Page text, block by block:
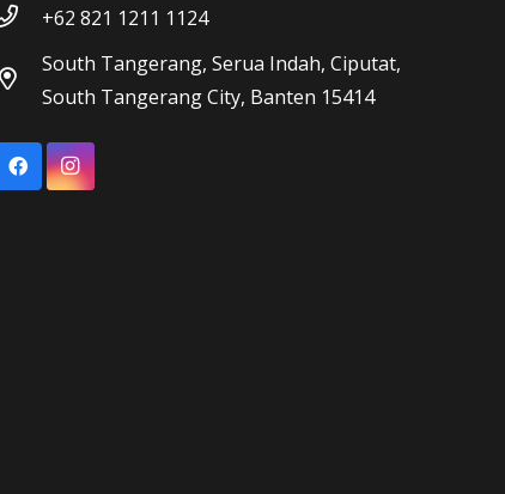
+62 821 1211 1124
South Tangerang, Serua Indah, Ciputat,
South Tangerang City, Banten 15414